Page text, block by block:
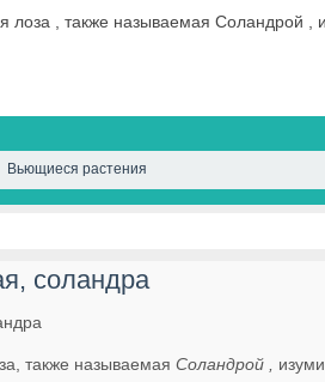
лоза , также называемая Соландрой ,
Вьющиеся растения
соландра
также называемая Соландрой ,